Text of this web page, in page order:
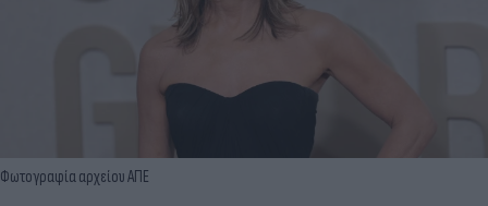
Φωτογραφία αρχείου ΑΠΕ